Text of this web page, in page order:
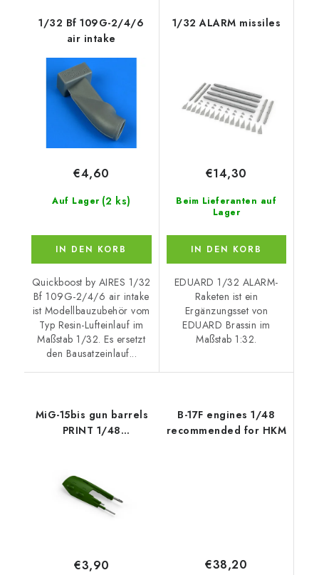
1/32 Bf 109G-2/4/6
air intake
Auf Lager (2 ks)
€4,60
IN DEN KORB
Quickboost by AIRES 1/32
Bf 109G-2/4/6 air intake
ist Modellbauzubehör vom
Typ Resin-Lufteinlauf im
Maßstab 1/32. Es ersetzt
den Bausatzeinlauf...
1/32 ALARM missiles
Beim Lieferanten auf
Lager
€14,30
IN DEN KORB
EDUARD 1/32 ALARM-
Raketen ist ein
Ergänzungsset von
EDUARD Brassin im
Maßstab 1:32.
MiG-15bis gun barrels
PRINT 1/48
2000
€3,90
B-17F engines 1/48
recommended for HKM
€38,20